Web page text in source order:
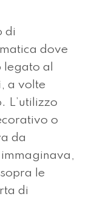
di
dove
legato al
a volte
L’utilizzo
o
da
le
di